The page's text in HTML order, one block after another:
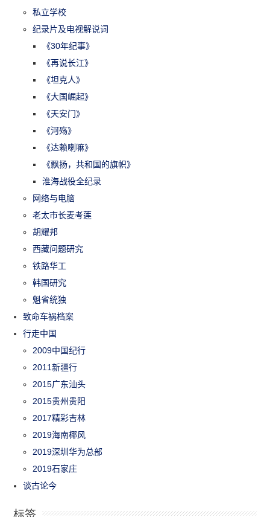
私立学校
纪录片及电视解说词
《30年纪事》
《再说长江》
《坦克人》
《大国崛起》
《天安门》
《河殇》
《达赖喇嘛》
《飘扬，共和国的旗帜》
淮海战役全纪录
网络与电脑
老太市长麦考莲
胡耀邦
西藏问题研究
铁路华工
韩国研究
魁省统独
致命车祸档案
行走中国
2009中国纪行
2011新疆行
2015广东汕头
2015贵州贵阳
2017精彩吉林
2019海南椰风
2019深圳华为总部
2019石家庄
谈古论今
标签